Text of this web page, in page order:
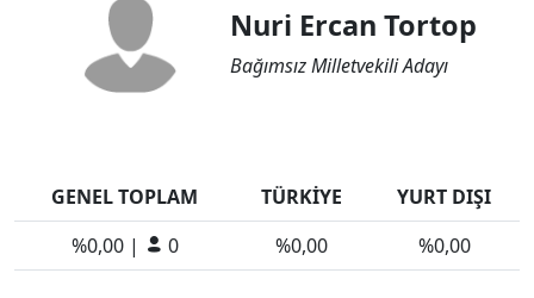
Nuri Ercan Tortop
Bağımsız Milletvekili Adayı
GENEL TOPLAM TÜRKİYE
YURT DIŞI
%0,00 |
0 %0,00 %0,00